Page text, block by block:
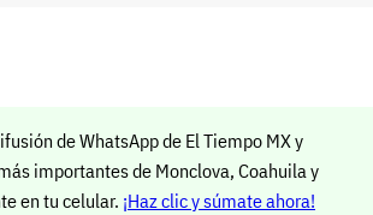
de WhatsApp de El Tiempo MX y
importantes de Monclova, Coahuila y
en tu celular. ¡Haz clic y súmate ahora!